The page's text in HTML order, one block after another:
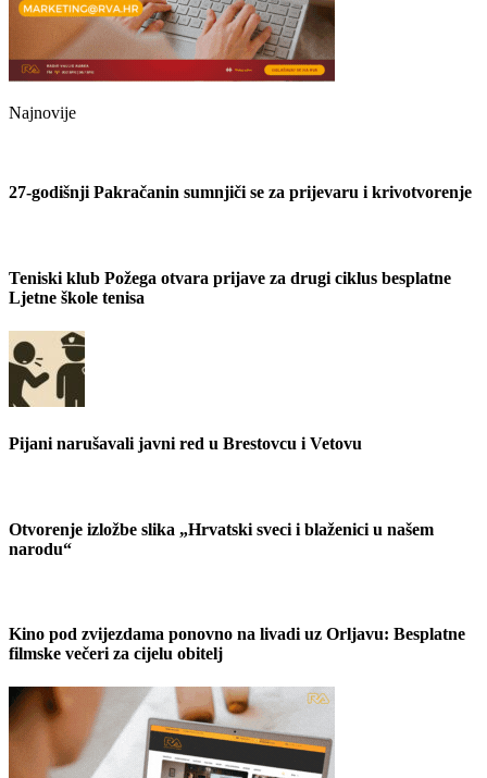
Najnovije
27-godišnji Pakračanin sumnjiči se za prijevaru i krivotvorenje
Teniski klub Požega otvara prijave za drugi ciklus besplatne
Ljetne škole tenisa
Pijani narušavali javni red u Brestovcu i Vetovu
Otvorenje izložbe slika „Hrvatski sveci i blaženici u našem
narodu“
Kino pod zvijezdama ponovno na livadi uz Orljavu: Besplatne
filmske večeri za cijelu obitelj